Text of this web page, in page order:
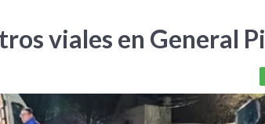
viales en General